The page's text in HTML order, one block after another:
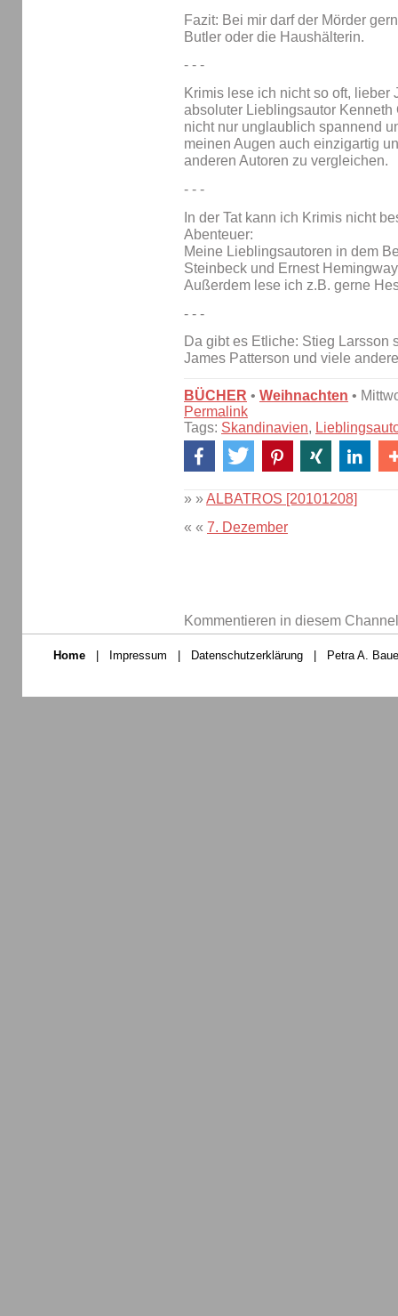
Fazit: Bei mir darf der Mörder
Butler oder die Haushälterin.
- - -
Krimis lese ich nicht so oft, lieber
absoluter Lieblingsautor
nicht nur unglaublich spannend
meinen Augen auch einzigartig
anderen Autoren zu vergleichen.
- - -
In der Tat kann ich Krimis nicht
Abenteuer:
Meine Lieblingsautoren in dem
Steinbeck und Ernest
Außerdem lese ich z.B. gerne
- - -
Da gibt es Etliche: Stieg Larsson
James Patterson und viele
BÜCHER • Weihnachten •
Permalink
Tags: Skandinavien,
» »ALBATROS [20101208]
« « 7. Dezember
Kommentieren in diesem
Home Impressum Datenschutzerklärung Petra A.